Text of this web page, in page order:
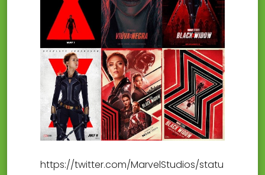
https://twitter.com/MarvelStudios/statu